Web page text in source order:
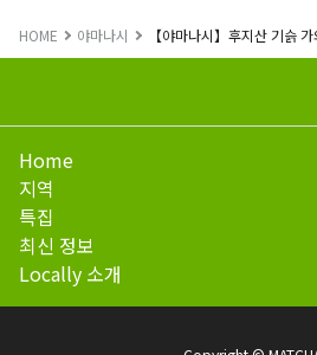
HOME 야마나시 【야마나시】후지산 기슭
Home
지역
특집
최신 정보
Locally 소개